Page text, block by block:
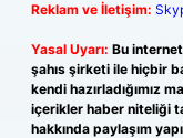
Reklam ve İletişim:
Yasal Uyarı: Bu
şahıs şirketi ile hiçbir
kendi hazırladığımız
içerikler haber niteliği
hakkında paylaşım